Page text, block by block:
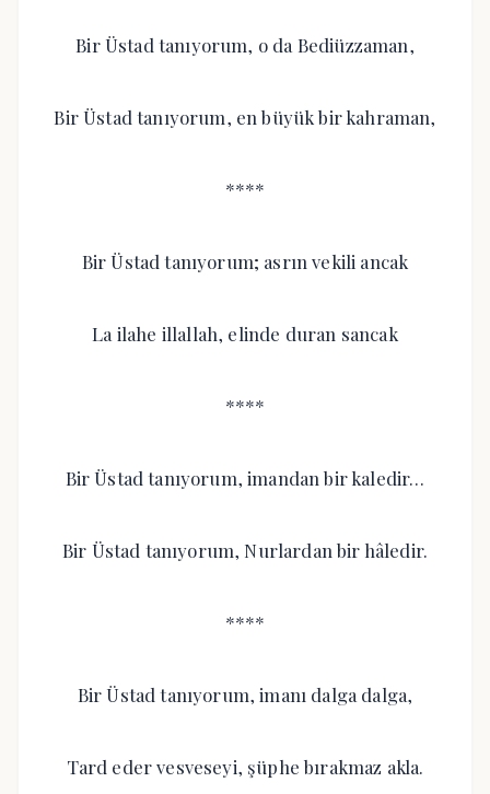
Bir Üstad tanıyorum, o da Bediüzzaman,
Bir Üstad tanıyorum, en büyük bir kahraman,
****
Bir Üstad tanıyorum; asrın vekili ancak
La ilahe illallah, elinde duran sancak
****
Bir Üstad tanıyorum, imandan bir kaledir…
Bir Üstad tanıyorum, Nurlardan bir hâledir.
****
Bir Üstad tanıyorum, imanı dalga dalga,
Tard eder vesveseyi, şüphe bırakmaz akla.